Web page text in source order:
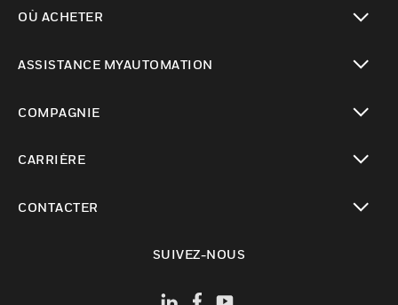
OÙ ACHETER
ASSISTANCE MYAUTOMATION
COMPAGNIE
CARRIÈRE
CONTACTER
SUIVEZ-NOUS